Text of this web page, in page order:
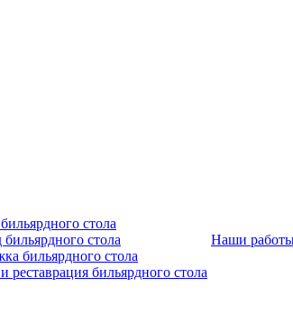
стола
бильярдного стола
бильярдного стола
реставрация бильярдного стола
Наши